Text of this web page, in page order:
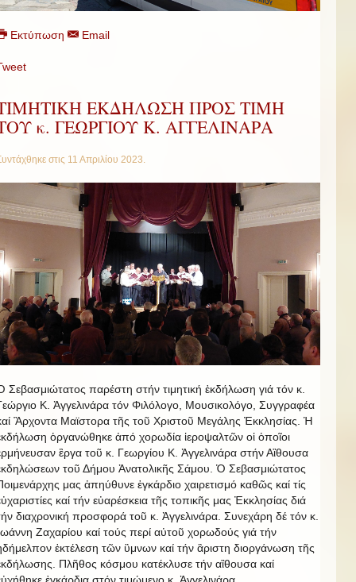
Εκτύπωση Email
ΕΚΔΗΛΩΣΗ ΠΡΟΣ ΤΙΜΗ
κ. ΓΕΩΡΓΙΟΥ Κ. ΑΓΓΕΛΙΝΑΡΑ
στις 11 Απριλίου 2023.
Σεβασμιώτατος παρέστη στήν τιμητική ἐκδήλωση γιά τόν κ.
Κ. Ἀγγελινάρα τόν Φιλόλογο, Μουσικολόγο, Συγγραφέα
Ἂρχοντα Μαϊστορα τῆς τοῦ Χριστοῦ Μεγάλης Ἐκκλησίας. Ἡ
ὁργανώθηκε ἀπό χορωδία ἱεροψαλτῶν οἱ ὁποῖοι
ἒργα τοῦ κ. Γεωργίου Κ. Ἀγγελινάρα στήν Αἲθουσα
τοῦ Δήμου Ἀνατολικῆς Σάμου. Ὁ Σεβασμιώτατος
μας ἀπηύθυνε ἑγκάρδιο χαιρετισμό καθῶς καί τίς
καί τήν εὐαρέσκεια τῆς τοπικῆς μας Ἐκκλησίας διά
διαχρονική προσφορά τοῦ κ. Ἀγγελινάρα. Συνεχάρη δέ τόν κ.
Ζαχαρίου καί τούς περί αὐτοῦ χορωδούς γιά τήν
ἐκτέλεση τῶν ὓμνων καί τήν ἂριστη διοργάνωση τῆς
Πλῆθος κόσμου κατέκλυσε τήν αἲθουσα καί
ἐγκάρδια στόν τιμώμενο κ. Ἀγγελινάρα.